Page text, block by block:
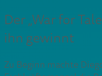
Der „War for
ihn gewinnt
Zu Beginn machte